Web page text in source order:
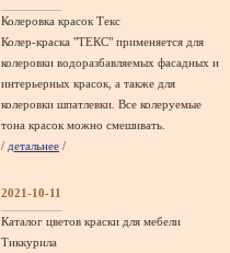
Колеровка красок Текс
Колер-краска "ТЕКС" применяется для
колеровки водоразбавляемых фасадных и
интерьерных красок, а также для
колеровки шпатлевки. Все колеруемые
тона красок можно смешивать.
/ детальнее /
2021-10-11
Каталог цветов краски для мебели
Тиккурила